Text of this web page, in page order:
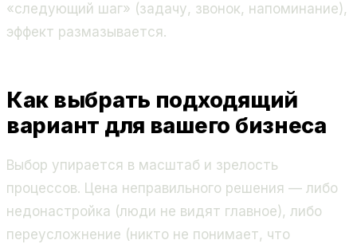
«следующий шаг» (задачу, звонок, напоминание),
эффект размазывается.
Как выбрать подходящий
вариант для вашего бизнеса
Выбор упирается в масштаб и зрелость
процессов. Цена неправильного решения — либо
недонастройка (люди не видят главное), либо
переусложнение (никто не понимает, что